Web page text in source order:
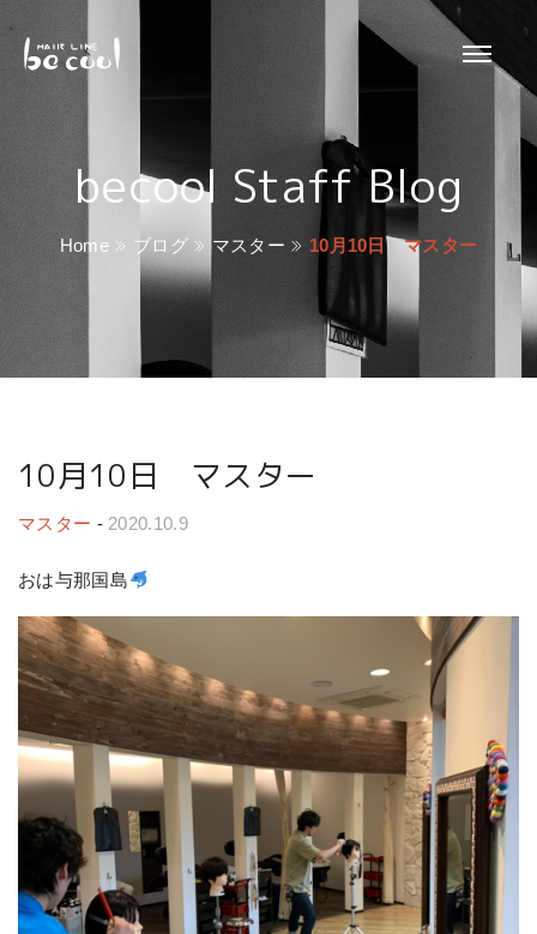
becool Staff Blog
Home ブログ マスター 10月10日 マスター
10月10日 マスター
マスター - 2020.10.9
おは与那国島